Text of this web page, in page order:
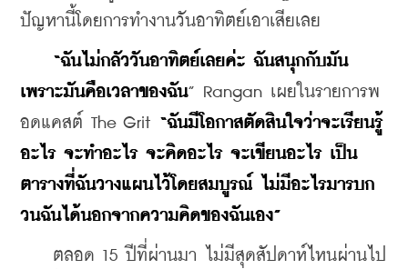
ปัญหานี้โดยการทำงานวันอาทิตย์เอาเสียเลย
“ฉันไม่กลัววันอาทิตย์เลยค่ะ ฉันสนุกกับมัน
เพราะมันคือเวลาของฉัน” Rangan เผยในรายการพ
อดแคสต์ The Grit “ฉันมีโอกาสตัดสินใจว่าจะเรียนรู้
อะไร จะทำอะไร จะคิดอะไร จะเขียนอะไร เป็น
ตารางที่ฉันวางแผนไว้โดยสมบูรณ์ ไม่มีอะไรมารบก
วนฉันได้นอกจากความคิดของฉันเอง”
ตลอด 15 ปีที่ผ่านมา ไม่มีสุดสัปดาห์ไหนผ่านไป